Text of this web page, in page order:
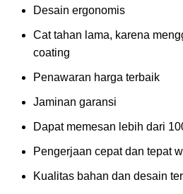
Desain ergonomis
Cat tahan lama, karena
coating
Penawaran harga terbaik
Jaminan garansi
Dapat memesan lebih dari
Pengerjaan cepat dan tepat
Kualitas bahan dan desain